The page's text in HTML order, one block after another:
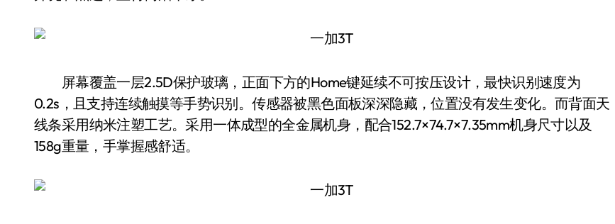
屏幕覆盖一层2.5D保护玻璃，正面下方的Home键延续不可按压设计，最快识别速度为
0.2s，且支持连续触摸等手势识别。传感器被黑色面板深深隐藏，位置没有发生变化。而背面天
线条采用纳米注塑工艺。采用一体成型的全金属机身，配合152.7×74.7×7.35mm机身尺寸以及
158g重量，手掌握感舒适。